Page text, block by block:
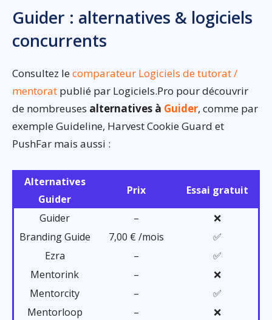
Guider : alternatives & logiciels
concurrents
Consultez lecomparateur Logiciels de tutorat /
mentorat publié par Logiciels.Pro pour découvrir
de nombreuses alternatives à Guider, comme par
exemple Guideline, Harvest Cookie Guard et
PushFar mais aussi :
Alternatives
Guider
Prix Essai gratuit
Guider –
❌
Branding Guide
7,00 € /mois
✅
Ezra
–
✅
Mentorink
–
❌
Mentorcity
–
✅
Mentorloop
–
❌